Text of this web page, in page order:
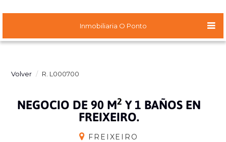
Inmobiliaria O Ponto
Volver R. L000700
NEGOCIO DE 90 M2 Y 1 BAÑOS EN
FREIXEIRO.
FREIXEIRO